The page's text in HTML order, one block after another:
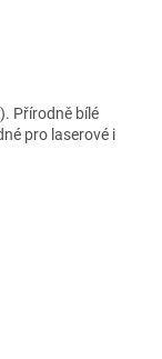
Přírodně bílé
pro laserové i